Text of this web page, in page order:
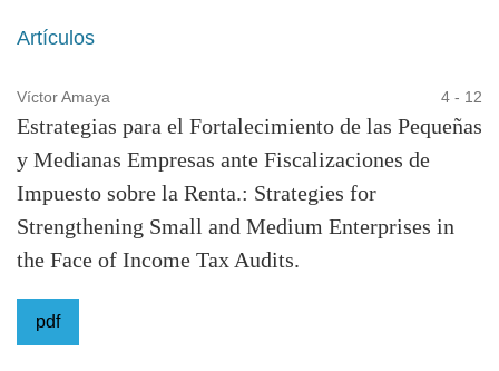
5, Número 1, junio 2025
DIRECTORA
Lcda. Erika García, MSc.
EDITORA
COMITÉ EDITORIAL
Artículos
Víctor Amaya 4 - 12
Estrategias para el Fortalecimiento de las Pequeñas
y Medianas Empresas ante Fiscalizaciones de
Impuesto sobre la Renta.: Strategies for
Strengthening Small and Medium Enterprises in
the Face of Income Tax Audits.
pdf